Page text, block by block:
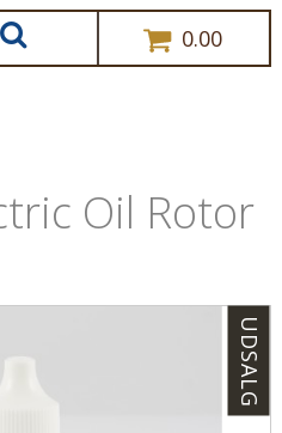
0.00
Oil Rotor
UDSALG